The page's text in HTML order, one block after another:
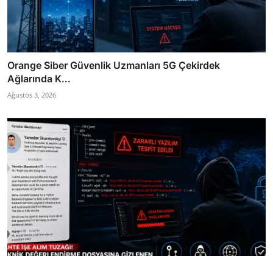
Orange Siber Güvenlik Uzmanları 5G Çekirdek
Ağlarında K...
Ağustos 3, 2026